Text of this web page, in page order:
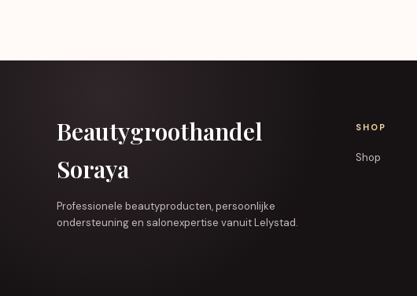
Beautygroothandel
Soraya
Professionele beautyproducten, persoonlijke
ondersteuning en salonexpertise vanuit Lelystad.
SHOP
Shop